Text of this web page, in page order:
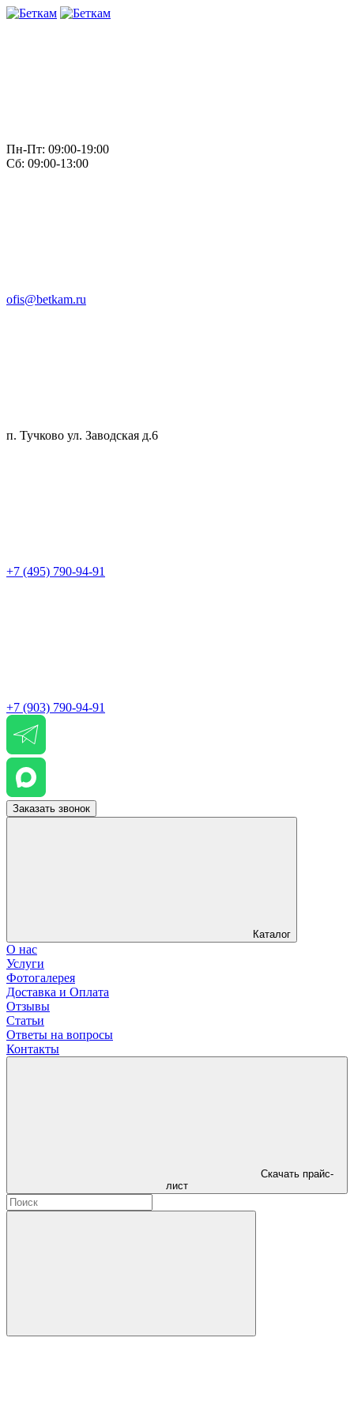
Пн-Пт: 09:00-19:00
Сб: 09:00-13:00
ofis@betkam.ru
п. Тучково ул. Заводская д.6
+7 (495) 790-94-91
+7 (903) 790-94-91
Заказать звонок
Каталог
О нас
Услуги
Фотогалерея
Доставка и Оплата
Отзывы
Статьи
Ответы на вопросы
Контакты
Скачать прайс-
лист